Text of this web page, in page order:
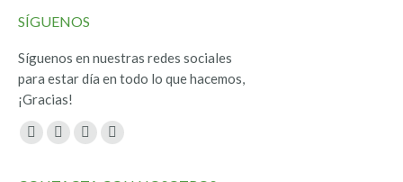
SÍGUENOS
Síguenos en nuestras redes sociales
para estar día en todo lo que hacemos,
¡Gracias!
Encuéntranos en:
Facebook
TwitterYouTubeInstagram